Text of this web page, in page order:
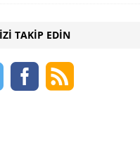
TAKIP EDIN